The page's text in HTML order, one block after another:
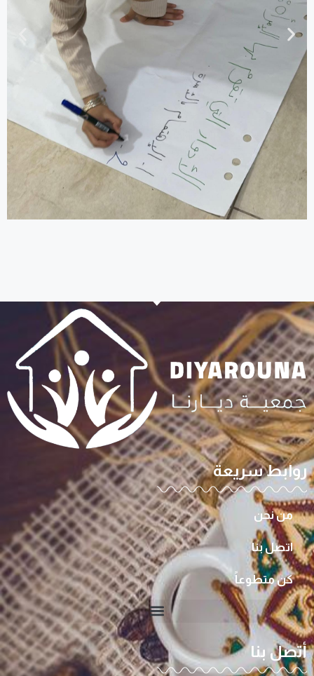
روابط سريعة
من نحن
اتصل بنا
كن متطوعاً
أتصل بنا